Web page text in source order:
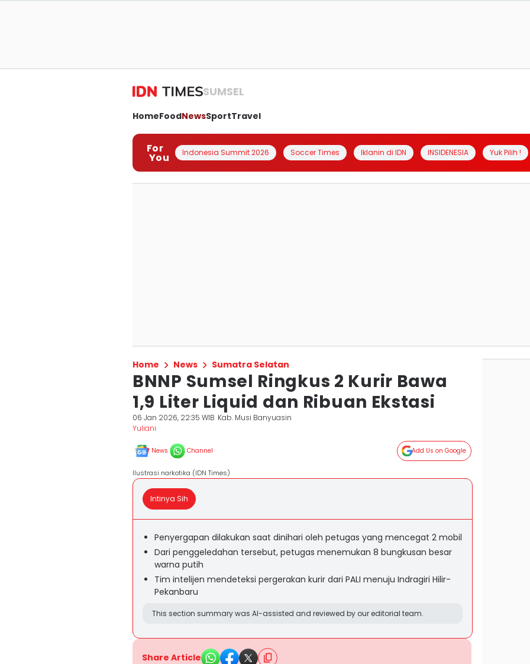
SUMSEL
HomeFoodNewsSportTravel
For
You Indonesia Summit 2026 Soccer Times Iklanin di IDN INSIDENESIA Yuk Pilih !
Home News Sumatra Selatan
BNNP Sumsel Ringkus 2 Kurir Bawa
1,9 Liter Liquid dan Ribuan Ekstasi
06 Jan 2026, 22:35 WIB Kab. Musi Banyuasin
Yuliani
News Channel Add Us on Google
Ilustrasi narkotika (IDN Times)
Intinya Sih
Penyergapan dilakukan saat dinihari oleh petugas yang mencegat 2 mobil
Dari penggeledahan tersebut, petugas menemukan 8 bungkusan besar
warna putih
Tim intelijen mendeteksi pergerakan kurir dari PALI menuju Indragiri Hilir-
Pekanbaru
This section summary was AI-assisted and reviewed by our editorial team.
Share Article